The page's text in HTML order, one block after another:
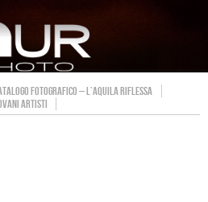
FOTOGRAFICO – L’AQUILA RIFLESSA
ARTISTI